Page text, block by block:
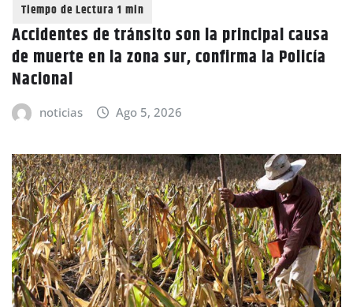
Accidentes de tránsito son la principal causa
de muerte en la zona sur, confirma la Policía
Nacional
noticias Ago 5, 2026